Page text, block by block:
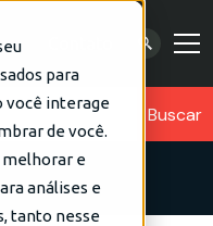
para
você interage
de você.
melhorar e
análises e
tanto nesse